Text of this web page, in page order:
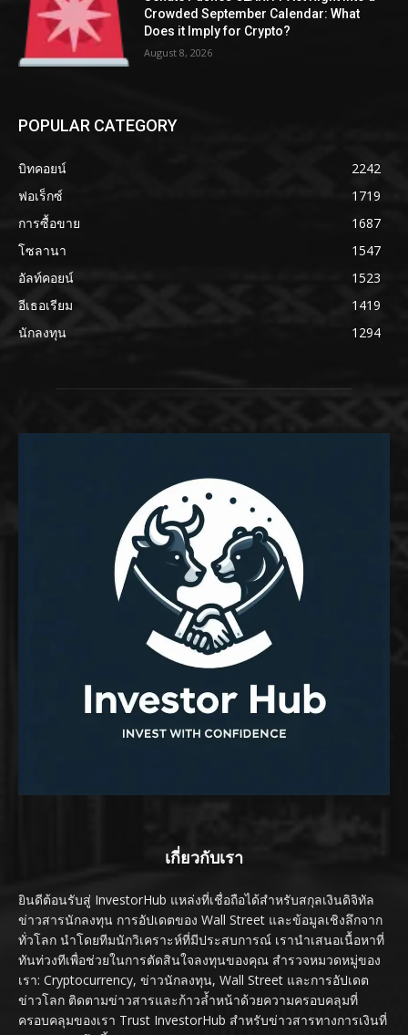
Crowded September Calendar: What
Does it Imply for Crypto?
August 8, 2026
POPULAR CATEGORY
บิทคอยน์
2242
ฟอเร็กซ์
1719
การซื้อขาย
1687
โซลานา
1547
อัลท์คอยน์
1523
อีเธอเรียม
1419
นักลงทุน
1294
เกี่ยวกับเรา
ยินดีต้อนรับสู่ InvestorHub แหล่งที่เชื่อถือได้สำหรับสกุลเงินดิจิทัล
ข่าวสารนักลงทุน การอัปเดตของ Wall Street และข้อมูลเชิงลึกจาก
ทั่วโลก นำโดยทีมนักวิเคราะห์ที่มีประสบการณ์ เรานำเสนอเนื้อหาที่
ทันท่วงทีเพื่อช่วยในการตัดสินใจลงทุนของคุณ สำรวจหมวดหมู่ของ
เรา: Cryptocurrency, ข่าวนักลงทุน, Wall Street และการอัปเดต
ข่าวโลก ติดตามข่าวสารและก้าวล้ำหน้าด้วยความครอบคลุมที่
ครอบคลุมของเรา Trust InvestorHub สำหรับข่าวสารทางการเงินที่